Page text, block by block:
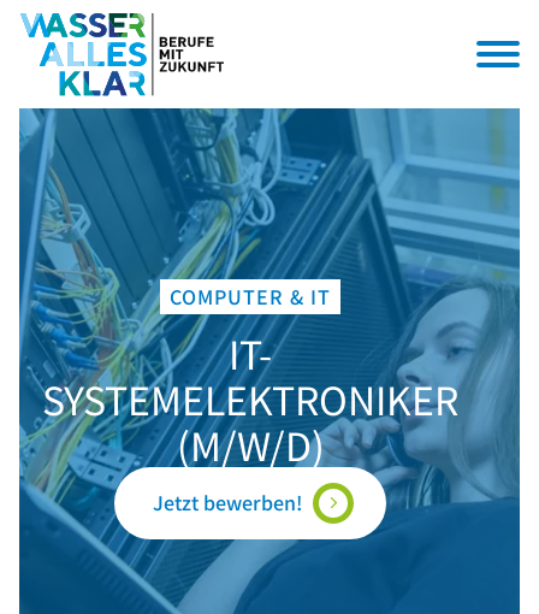
COMPUTER & IT
IT-
SYSTEMELEKTRONIKER
(M/W/D)
Jetzt bewerben!